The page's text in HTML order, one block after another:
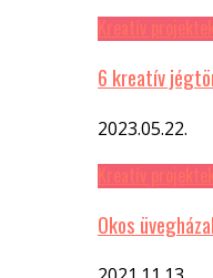
6 kreatív
2023.05.22.
Okos